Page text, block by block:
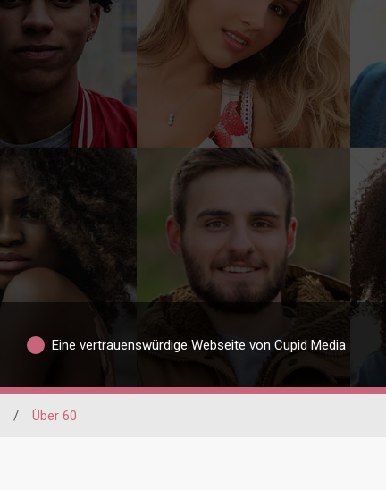
Eine vertrauenswürdige Webseite von Cupid Media
/ Über 60